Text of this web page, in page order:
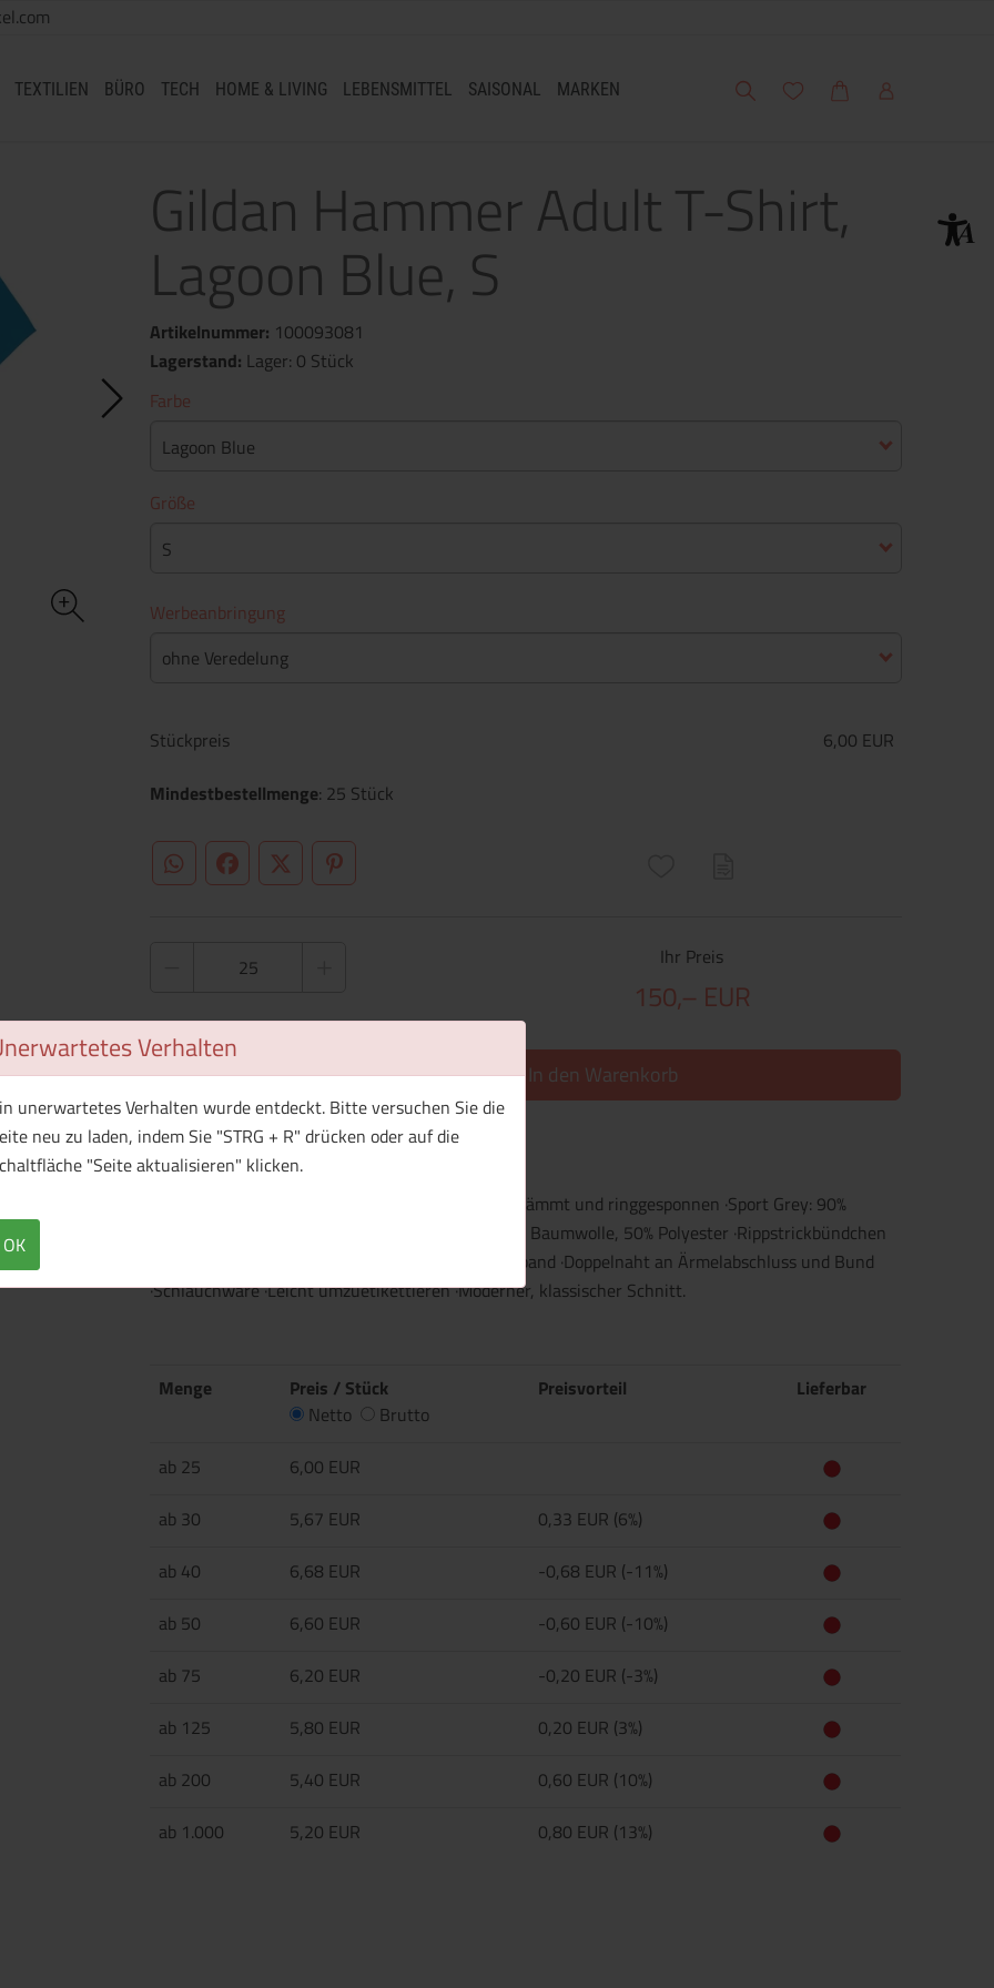
Verhalten
unerwartetes Verhalten wurde entdeckt. Bitte versuchen Sie die
neu zu laden, indem Sie "STRG + R" drücken oder auf die
"Seite aktualisieren" klicken.
OK
TEXTILIEN BÜRO TECH HOME & LIVING LEBENSMITTEL SAISONAL MARKEN Suche Meine Wunschliste
WarenkorbMein Account
Gildan Hammer Adult T-Shirt,
Lagoon Blue, S
Artikelnummer: 100093081
Lagerstand: Lager: 0 Stück
Farbe
Lagoon Blue
Größe
S
Werbeanbringung
ohne Veredelung
Stückpreis
6,00 EUR
Mindestbestellmenge: 25 Stück
WhatsApp (#[creator\plugin\share\core\structs\SocialSharingServiceSettings]:only_chrome#)
FacebookTwitter (#[creator\plugin\share\core\structs\SocialSharingServiceSettings]:formaly_twitter#)
Pinterest
Ihr Preis
150,– EUR
1 Muster bestellen In den Warenkorb
Überblick Technische Daten
·203 g/m² ·White: 193 g/m² ·100% Baumwolle, gekämmt und ringgesponnen ·Sport Grey: 90%
Baumwolle, 10% Polyester ·Graphite Heather: 50% Baumwolle, 50% Polyester ·Rippstrickbündchen
am Halsausschnitt ·Schulter-zu-Schulter Nackenband ·Doppelnaht an Ärmelabschluss und Bund
·Schlauchware ·Leicht umzuetikettieren ·Moderner, klassischer Schnitt.
Menge
Preis / Stück
Netto
Brutto
Preisvorteil Lieferbar
ab 25
6,00 EUR
ab 30
5,67 EUR
0,33 EUR (6%)
ab 40
6,68 EUR
-0,68 EUR (-11%)
ab 50
6,60 EUR
-0,60 EUR (-10%)
ab 75
6,20 EUR
-0,20 EUR (-3%)
ab 125
5,80 EUR
0,20 EUR (3%)
ab 200
5,40 EUR
0,60 EUR (10%)
ab 1.000
5,20 EUR 0,80 EUR (13%)